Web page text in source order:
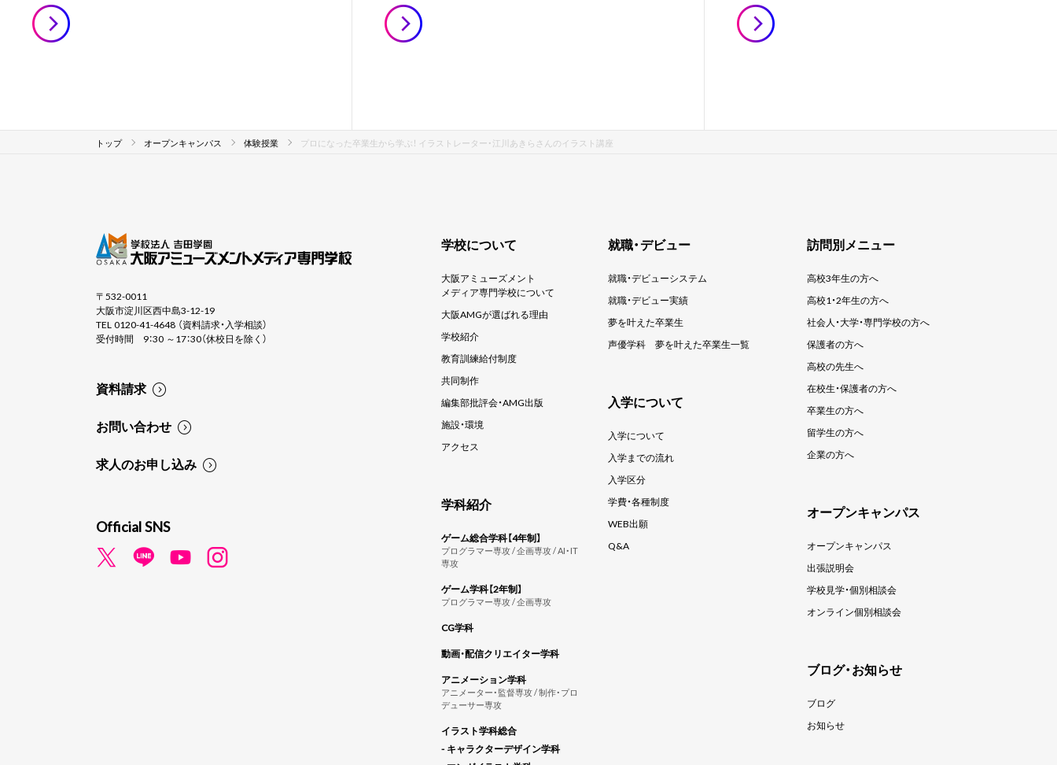
トップ オープンキャンパス 体験授業 プロになった卒業生から学ぶ！ イラストレーター・江川あきらさんのイラスト講座
学校について
大阪アミューズメント
メディア専門学校について
大阪AMGが選ばれる理由
学校紹介
教育訓練給付制度
共同制作
編集部批評会・AMG出版
施設・環境
アクセス
学科紹介
ゲーム総合学科【4年制】
プログラマー専攻 / 企画専攻 / AI・IT
専攻
ゲーム学科【2年制】
プログラマー専攻 / 企画専攻
CG学科
動画・配信クリエイター学科
アニメーション学科
アニメーター・監督専攻 / 制作・プロ
デューサー専攻
イラスト学科総合
- キャラクターデザイン学科
就職・デビュー
就職・デビューシステム
就職・デビュー実績
夢を叶えた卒業生
声優学科 夢を叶えた卒業生一覧
入学について
入学について
入学までの流れ
入学区分
学費・各種制度
WEB出願
Q&A
訪問別メニュー
高校3年生の方へ
高校1・2年生の方へ
社会人・大学・専門学校の方へ
保護者の方へ
高校の先生へ
在校生・保護者の方へ
卒業生の方へ
留学生の方へ
企業の方へ
オープンキャンパス
オープンキャンパス
出張説明会
学校見学・個別相談会
オンライン個別相談会
ブログ・お知らせ
ブログ
お知らせ
〒532-0011
大阪市淀川区西中島3-12-19
TEL 0120-41-4648 （資料請求・入学相談）
受付時間 9：30 ～17：30（休校日を除く）
資料請求
お問い合わせ
求人のお申し込み
Official SNS